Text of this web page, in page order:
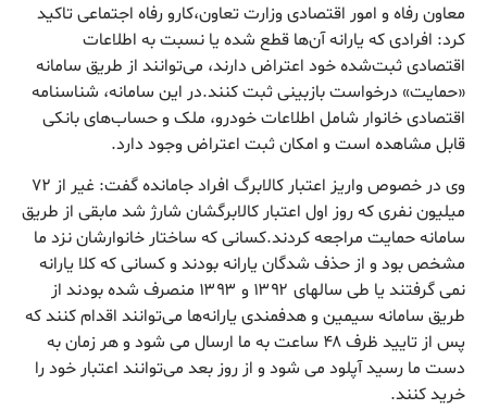
معاون رفاه و امور اقتصادی وزارت تعاون،کارو رفاه اجتماعی تاکید
کرد: افرادی که یارانه آن‌ها قطع شده یا نسبت به اطلاعات
اقتصادی ثبت‌شده خود اعتراض دارند، می‌توانند از طریق سامانه
«حمایت» درخواست بازبینی ثبت کنند.در این سامانه، شناسنامه
اقتصادی خانوار شامل اطلاعات خودرو، ملک و حساب‌های بانکی
قابل مشاهده است و امکان ثبت اعتراض وجود دارد.
وی در خصوص واریز اعتبار کالابرگ افراد جامانده گفت: غیر از ۷۲
میلیون نفری که روز اول اعتبار کالابرگشان شارژ شد مابقی از طریق
سامانه حمایت مراجعه کردند.کسانی که ساختار خانوارشان نزد ما
مشخص بود و از حذف شدگان یارانه بودند و کسانی که کلا یارانه
نمی گرفتند یا طی سالهای ۱۳۹۲ و ۱۳۹۳ منصرف شده بودند از
طریق سامانه سیمین و هدفمندی یارانه‌ها می‌توانند اقدام کنند که
پس از تایید ظرف ۴۸ ساعت به ما ارسال می شود و هر زمان به
دست ما رسید آپلود می شود و از روز بعد می‌توانند اعتبار خود را
خرید کنند.